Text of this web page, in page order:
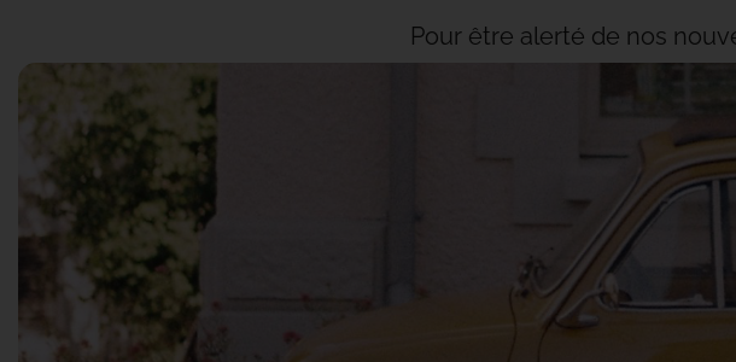
Pour être alerté de nos